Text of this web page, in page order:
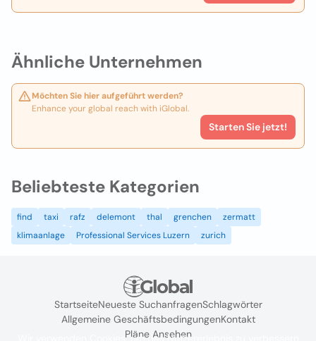
Ähnliche Unternehmen
Möchten Sie hier aufgeführt werden?
Enhance your global reach with iGlobal.
Starten Sie jetzt!
Beliebteste Kategorien
find taxi rafz delemont thal grenchen
zermatt
klimaanlage
Professional Services Luzern zurich
StartseiteNeueste SuchanfragenSchlagwörter
Allgemeine GeschäftsbedingungenKontakt
Pläne Ansehen
Wir verwenden Cookies, um das Nutzererlebnis zu verbessern